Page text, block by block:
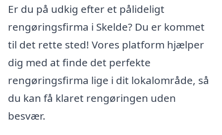
Er du på udkig efter et pålideligt
rengøringsfirma i Skelde? Du er kommet
til det rette sted! Vores platform hjælper
dig med at finde det perfekte
rengøringsfirma lige i dit lokalområde, så
du kan få klaret rengøringen uden
besvær.